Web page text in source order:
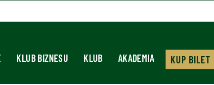
KLUB BIZNESU KLUB AKADEMIA KUP BILET